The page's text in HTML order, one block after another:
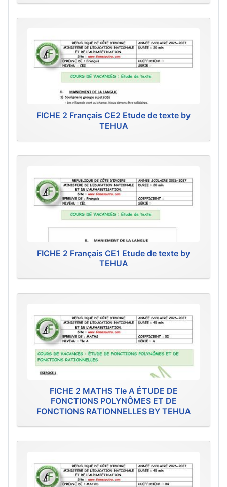
FICHE 2 Français CE2 Etude de texte by
TEHUA
FICHE 2 Français CE1 Etude de texte by
TEHUA
FICHE 2 MATHS Tle A ÉTUDE DE
FONCTIONS POLYNÔMES ET DE
FONCTIONS RATIONNELLES BY TEHUA